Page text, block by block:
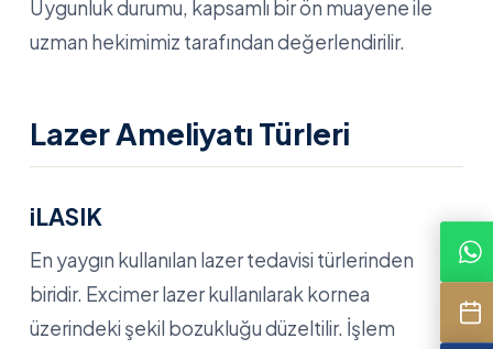
Uygunluk durumu, kapsamlı bir ön muayene ile
uzman hekimimiz tarafından değerlendirilir.
Lazer Ameliyatı Türleri
iLASIK
En yaygın kullanılan lazer tedavisi türlerinden
biridir. Excimer lazer kullanılarak kornea
üzerindeki şekil bozukluğu düzeltilir. İşlem